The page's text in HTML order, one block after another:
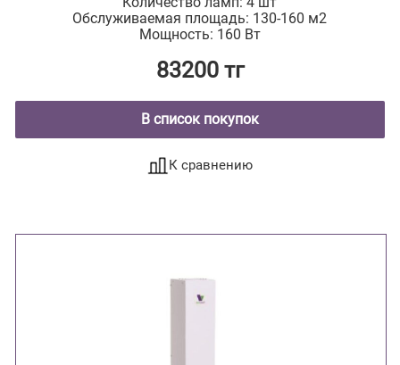
Обслуживаемая площадь: 130-160 м2
Мощность: 160 Вт
83200 тг
В список покупок
К сравнению